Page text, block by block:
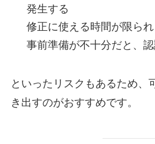
発生する
修正に使える時間が限られ
事前準備が不十分だと、
といったリスクもあるため、
き出すのがおすすめです。